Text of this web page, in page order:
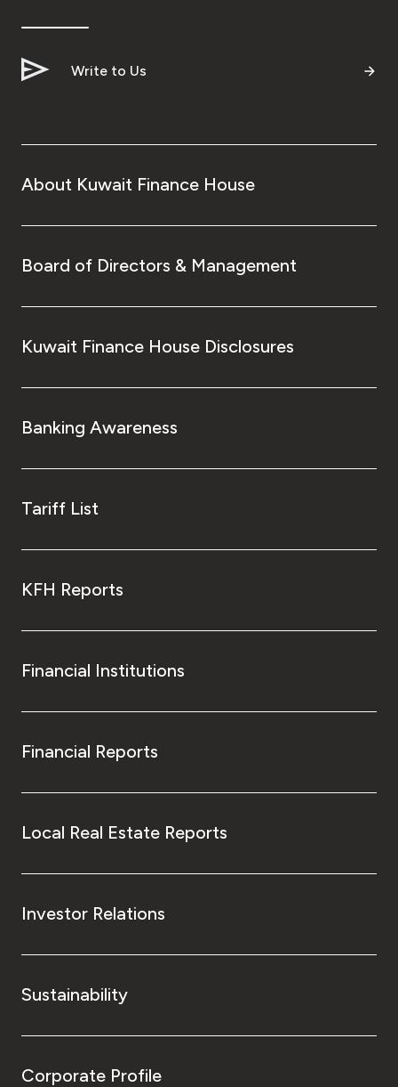
Write to Us
About Kuwait Finance House
Board of Directors & Management
Kuwait Finance House Disclosures
Banking Awareness
Tariff List
KFH Reports
Financial Institutions
Financial Reports
Local Real Estate Reports
Investor Relations
Sustainability
Corporate Profile